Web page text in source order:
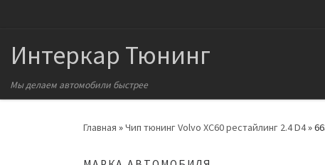
Интеркар Тюнинг
Мы делаем автомобили быстрее
Главная »Чип тюнинг Volvo XC60 рестайлинг 2.4 D4»